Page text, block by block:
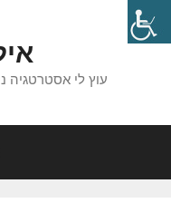
לדלג
לתוכן
עוץ לי אסטרטגיה